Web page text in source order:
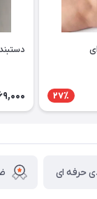
27٪
حرفه ای